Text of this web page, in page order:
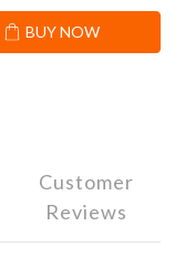
BUY NOW
Customer
Reviews